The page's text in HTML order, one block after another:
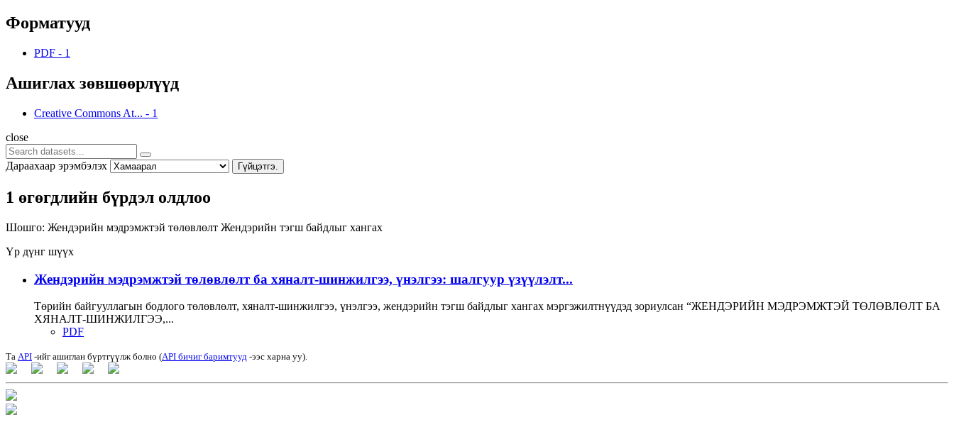
Форматууд
PDF - 1
Ашиглах зөвшөөрлүүд
Creative Commons At... - 1
close
Дараахаар эрэмбэлэх Гүйцэтгэ.
1 өгөгдлийн бүрдэл олдлоо
Шошго: Жендэрийн мэдрэмжтэй төлөвлөлт Жендэрийн тэгш байдлыг хангах
Үр дүнг шүүх
Жендэрийн мэдрэмжтэй төлөвлөлт ба хяналт-шинжилгээ, үнэлгээ: шалгуур үзүүлэлт...
Төрийн байгууллагын бодлого төлөвлөлт, хяналт-шинжилгээ, үнэлгээ, жендэрийн тэгш байдлыг хангах мэргэжилтнүүдэд зориулсан “ЖЕНДЭРИЙН МЭДРЭМЖТЭЙ ТӨЛӨВЛӨЛТ БА
ХЯНАЛТ-ШИНЖИЛГЭЭ,...
PDF
Та API -ийг ашиглан бүртгүүлж болно (API бичиг баримтууд -ээс харна уу).